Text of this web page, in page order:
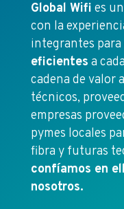
Global Wifi es
con la
integrantes para
eficientes a
cadena de valor
técnicos,
empresas
pymes locales
fibra y futuras
confíamos en
nosotros.